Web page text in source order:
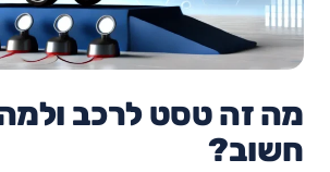
מה זה טסט לרכב
חשוב?